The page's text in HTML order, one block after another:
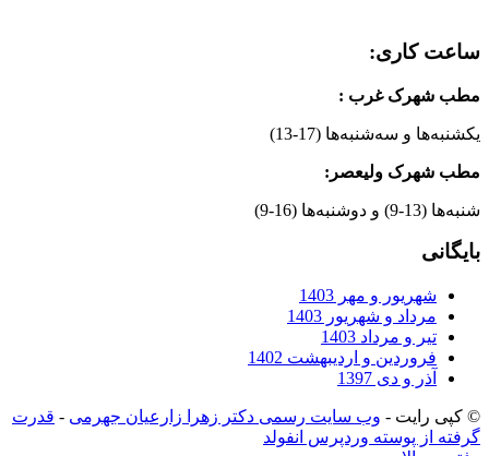
ساعت کاری:
مطب شهرک غرب :
یکشنبه‌ها و سه‌شنبه‌ها (17-13)
مطب شهرک ولیعصر:
شنبه‌ها (13-9) و دوشنبه‌ها (16-9)
بایگانی
شهریور و مهر 1403
مرداد و شهریور 1403
تیر و مرداد 1403
فروردین و اردیبهشت 1402
آذر و دی 1397
© کپی رایت - وب سایت رسمی دکتر زهرا زارعیان جهرمی - قدرت
گرفته از پوسته وردپرس انفولد